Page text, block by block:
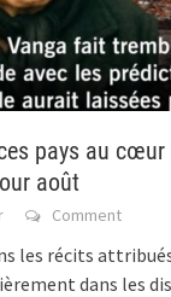
pays au
août
Comment
les récits
dans les